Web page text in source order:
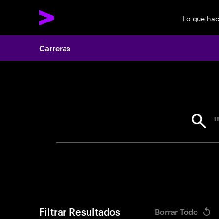
Lo que
Carreras
Filtrar Resultados Borrar Todo